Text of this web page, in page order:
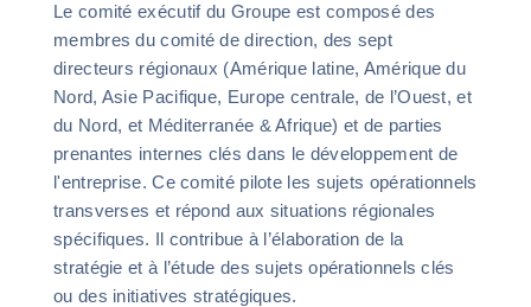
Le comité exécutif du Groupe est composé des
membres du comité de direction, des sept
directeurs régionaux (Amérique latine, Amérique du
Nord, Asie Pacifique, Europe centrale, de l’Ouest, et
du Nord, et Méditerranée & Afrique) et de parties
prenantes internes clés dans le développement de
l'entreprise. Ce comité pilote les sujets opérationnels
transverses et répond aux situations régionales
spécifiques. Il contribue à l’élaboration de la
stratégie et à l’étude des sujets opérationnels clés
ou des initiatives stratégiques.